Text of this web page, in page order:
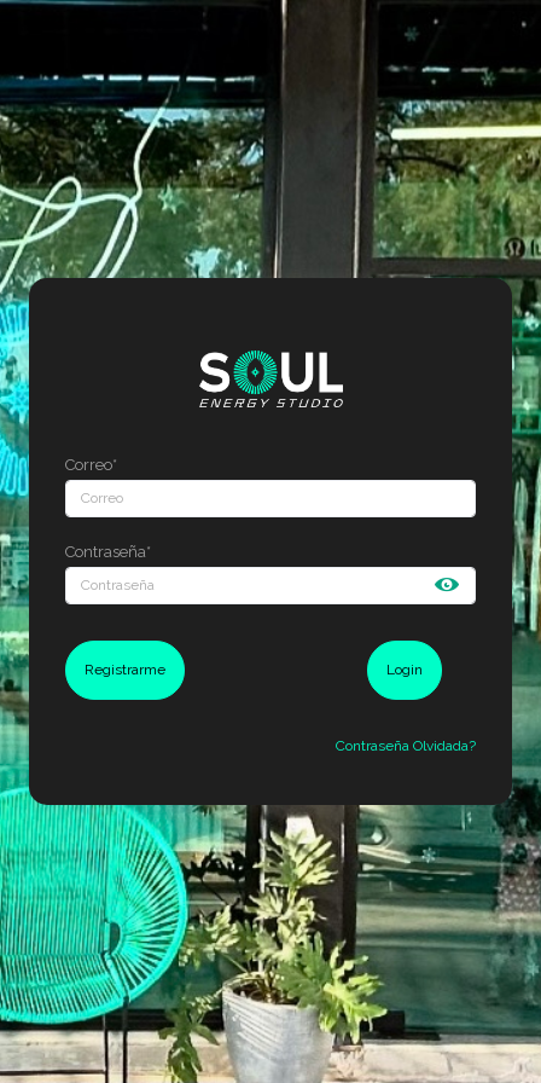
Correo*
Contraseña*
Login
Registrarme
Contraseña Olvidada?